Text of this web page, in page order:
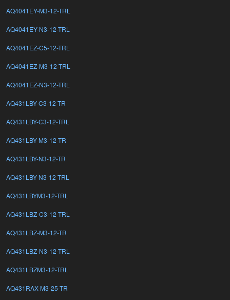
AQ4041EY-M3-12-TRL
AQ4041EY-N3-12-TRL
AQ4041EZ-C5-12-TRL
AQ4041EZ-M3-12-TRL
AQ4041EZ-N3-12-TRL
AQ431LBY-C3-12-TR
AQ431LBY-C3-12-TRL
AQ431LBY-M3-12-TR
AQ431LBY-N3-12-TR
AQ431LBY-N3-12-TRL
AQ431LBYM3-12-TRL
AQ431LBZ-C3-12-TRL
AQ431LBZ-M3-12-TR
AQ431LBZ-N3-12-TRL
AQ431LBZM3-12-TRL
AQ431RAX-M3-25-TR